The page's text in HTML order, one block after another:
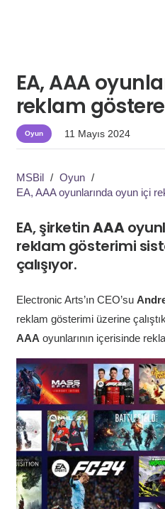
EA, AAA
reklam
Oyun 11 Mayıs 2024
MSBil / Oyun /
EA, AAA oyunlarında oyun içi
EA, şirketinAAA
reklam gösterimi
çalışıyor.
Electronic Arts’ın CEO’su
reklam gösterimi üzerine
AAA oyunlarının içerisinde